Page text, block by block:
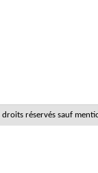
droits réservés sauf